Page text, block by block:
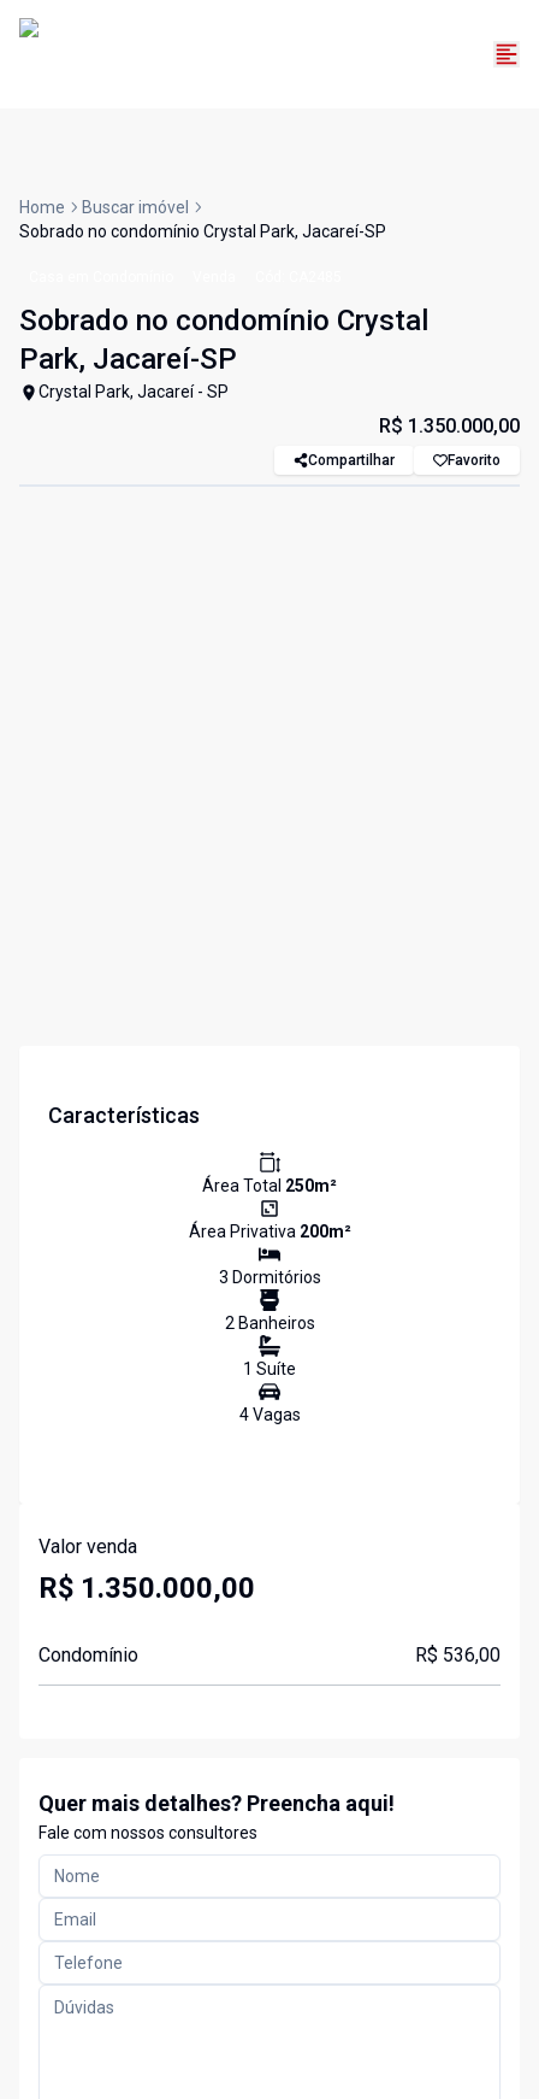
Home
Buscar imóvel
Sobrado no condomínio Crystal Park, Jacareí-SP
Sobrado no condomínio Crystal
Park, Jacareí-SP
Crystal Park, Jacareí - SP
R$ 1.350.000,00
Compartilhar Favorito
Características
Área Total 250m²
Área Privativa 200m²
3 Dormitórios
2Banheiros
1 Suíte
4Vagas
Valor venda
R$ 1.350.000,00
Condomínio R$ 536,00
Quer mais detalhes? Preencha aqui!
Fale com nossos consultores